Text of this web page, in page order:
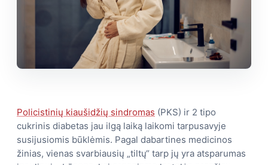
Policistinių kiaušidžių sindromas (PKS) ir 2 tipo
cukrinis diabetas jau ilgą laiką laikomi tarpusavyje
susijusiomis būklėmis. Pagal dabartines medicinos
žinias, vienas svarbiausių „tiltų“ tarp jų yra atsparumas